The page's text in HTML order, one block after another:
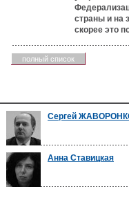
страны и на
скорее это
полный список
Сергей
Анна Ставицкая